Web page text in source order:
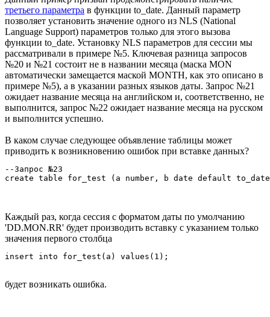
третьего параметра в функции to_date. Данный параметр
позволяет установить значение одного из NLS (National
Language Support) параметров только для этого вызова
функции to_date. Установку NLS параметров для сессии мы
рассматривали в примере №5. Ключевая разница запросов
№20 и №21 состоит не в названии месяца (маска MON
автоматически замещается маской MONTH, как это описано в
примере №5), а в указании разных языков даты. Запрос №21
ожидает название месяца на английском и, соответственно, не
выполнится, запрос №22 ожидает название месяца на русском
и выполнится успешно.
В каком случае следующее объявление таблицы может
приводить к возникновению ошибок при вставке данных?
--Запрос №23
Каждый раз, когда сессия с форматом даты по умолчанию
'DD.MON.RR' будет производить вставку с указанием только
значения первого столбца
insert into for_test(a) values(1);
будет возникать ошибка.